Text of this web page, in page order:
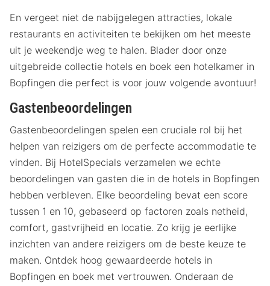
En vergeet niet de nabijgelegen attracties, lokale
restaurants en activiteiten te bekijken om het meeste
uit je weekendje weg te halen. Blader door onze
uitgebreide collectie hotels en boek een hotelkamer in
Bopfingen die perfect is voor jouw volgende avontuur!
Gastenbeoordelingen
Gastenbeoordelingen spelen een cruciale rol bij het
helpen van reizigers om de perfecte accommodatie te
vinden. Bij HotelSpecials verzamelen we echte
beoordelingen van gasten die in de hotels in Bopfingen
hebben verbleven. Elke beoordeling bevat een score
tussen 1 en 10, gebaseerd op factoren zoals netheid,
comfort, gastvrijheid en locatie. Zo krijg je eerlijke
inzichten van andere reizigers om de beste keuze te
maken. Ontdek hoog gewaardeerde hotels in
Bopfingen en boek met vertrouwen. Onderaan de